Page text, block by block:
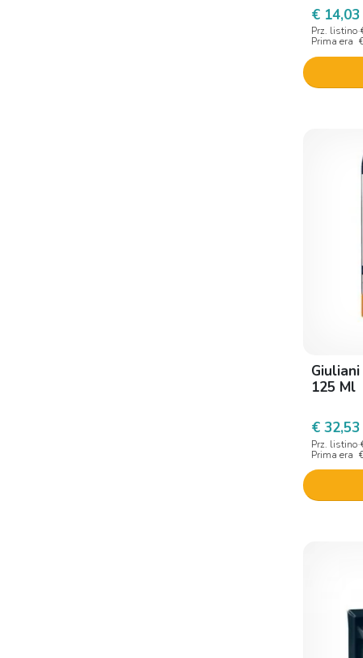
€ 14,03
Prz. listino
Prima era
125 Ml
€ 32,53
Prz. listino
Prima era